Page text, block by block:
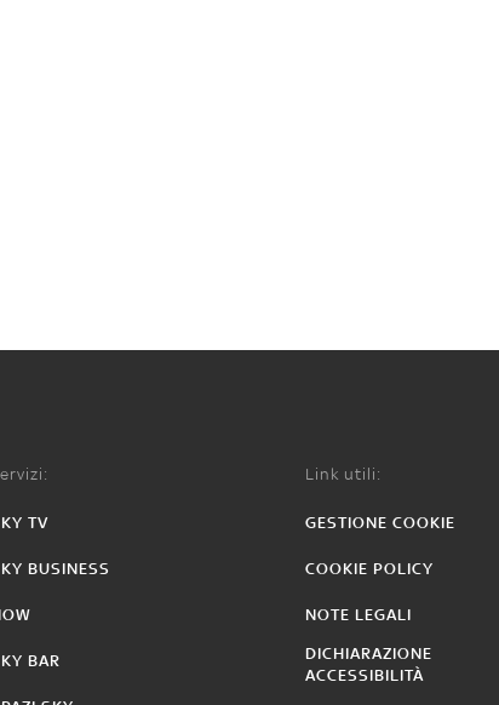
TV
BUSINESS
BAR
Link utili:
GESTIONE COOKIE
COOKIE POLICY
NOTE LEGALI
DICHIARAZIONE
ACCESSIBILITÀ